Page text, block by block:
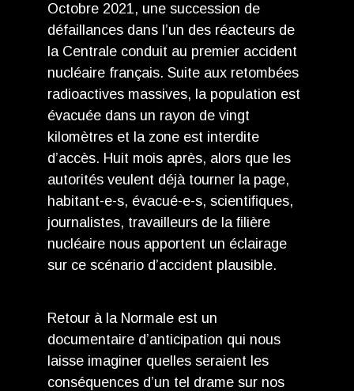
Octobre 2021, une succession de
défaillances dans l’un des réacteurs de
la Centrale conduit au premier accident
nucléaire français. Suite aux retombées
radioactives massives, la population est
évacuée dans un rayon de vingt
kilomètres et la zone est interdite
d’accès. Huit mois après, alors que les
autorités veulent déjà tourner la page,
habitant-e-s, évacué-e-s, scientiﬁques,
journalistes, travailleurs de la ﬁlière
nucléaire nous apportent un éclairage
sur ce scénario d’accident plausible.
Retour à la Normale est un
documentaire d’anticipation qui nous
laisse imaginer quelles seraient les
conséquences d’un tel drame sur nos